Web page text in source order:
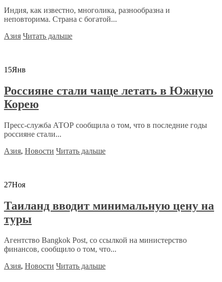
Индия, как известно, многолика, разнообразна и
неповторима. Страна с богатой...
Азия Читать дальше
15Янв
Россияне стали чаще летать в Южную
Корею
Пресс-служба АТОР сообщила о том, что в последние годы
россияне стали...
Азия, Новости Читать дальше
27Ноя
Таиланд вводит минимальную цену на
туры
Агентство Bangkok Post, со ссылкой на министерство
финансов, сообщило о том, что...
Азия, Новости Читать дальше